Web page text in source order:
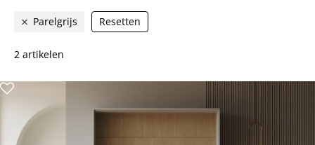
Parelgrijs Resetten
2 artikelen